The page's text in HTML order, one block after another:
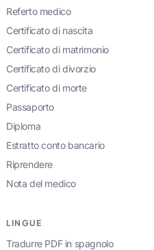
Referto medico
Certificato di nascita
Certificato di matrimonio
Certificato di divorzio
Certificato di morte
Passaporto
Diploma
Estratto conto bancario
Riprendere
Nota del medico
LINGUE
Tradurre PDF in spagnolo